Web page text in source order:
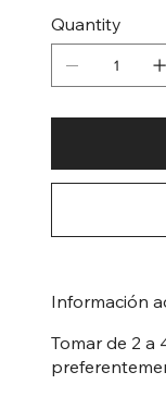
Quantity
Información
Tomar de 2 a